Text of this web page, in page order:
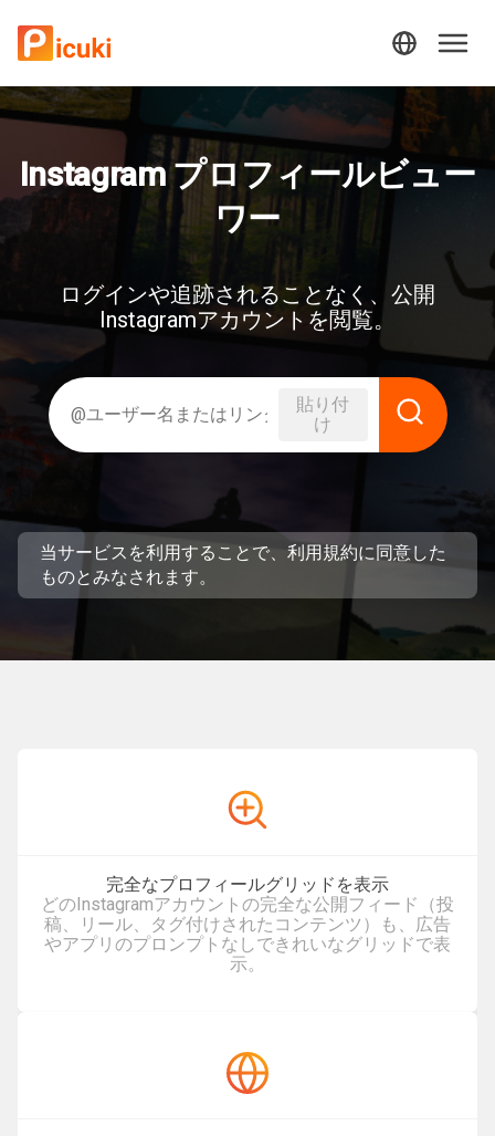
Instagram プロフィールビュー
ワー
ログインや追跡されることなく、公開
Instagramアカウントを閲覧。
貼り付
け
当サービスを利用することで、 利用規約に同意した
ものとみなされます。
完全なプロフィールグリッドを表示
どのInstagramアカウントの完全な公開フィード（投
稿、リール、タグ付けされたコンテンツ）も、広告
やアプリのプロンプトなしできれいなグリッドで表
示。